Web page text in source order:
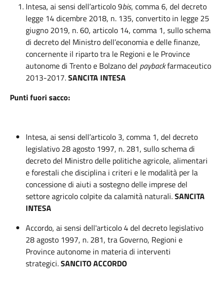
Intesa, ai sensi dell’articolo 9bis, comma 6, del decreto
legge 14 dicembre 2018, n. 135, convertito in legge 25
giugno 2019, n. 60, articolo 14, comma 1, sullo schema
di decreto del Ministro dell’economia e delle finanze,
concernente il riparto tra le Regioni e le Province
autonome di Trento e Bolzano del paybackfarmaceutico
2013-2017.SANCITA INTESA
Punti fuori sacco:
Intesa, ai sensi dell’articolo 3, comma 1, del decreto
legislativo 28 agosto 1997, n. 281, sullo schema di
decreto del Ministro delle politiche agricole, alimentari
e forestali che disciplina i criteri e le modalità per la
concessione di aiuti a sostegno delle imprese del
settore agricolo colpite da calamità naturali.SANCITA
INTESA
Accordo, ai sensi dell'articolo 4 del decreto legislativo
28 agosto 1997, n. 281, tra Governo, Regioni e
Province autonome in materia di interventi
strategici.SANCITO ACCORDO